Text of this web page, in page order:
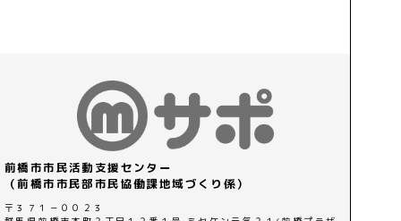
前橋市市民活動支援センター
（前橋市市民部市民協働課地域づくり係）
〒３７１－００２３